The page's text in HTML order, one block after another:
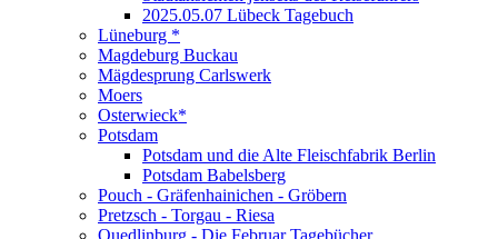
2025.05.07 Lübeck Tagebuch
Lüneburg *
Magdeburg Buckau
Mägdesprung Carlswerk
Moers
Osterwieck*
Potsdam
Potsdam und die Alte Fleischfabrik Berlin
Potsdam Babelsberg
Pouch - Gräfenhainichen - Gröbern
Pretzsch - Torgau - Riesa
Quedlinburg - Die Februar Tagebücher